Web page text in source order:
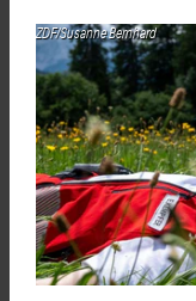
ZDF/Susanne Bernhard